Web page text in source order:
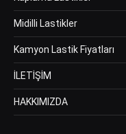
Midilli Lastikler
Kamyon Lastik Fiyatları
İLETİŞİM
HAKKIMIZDA